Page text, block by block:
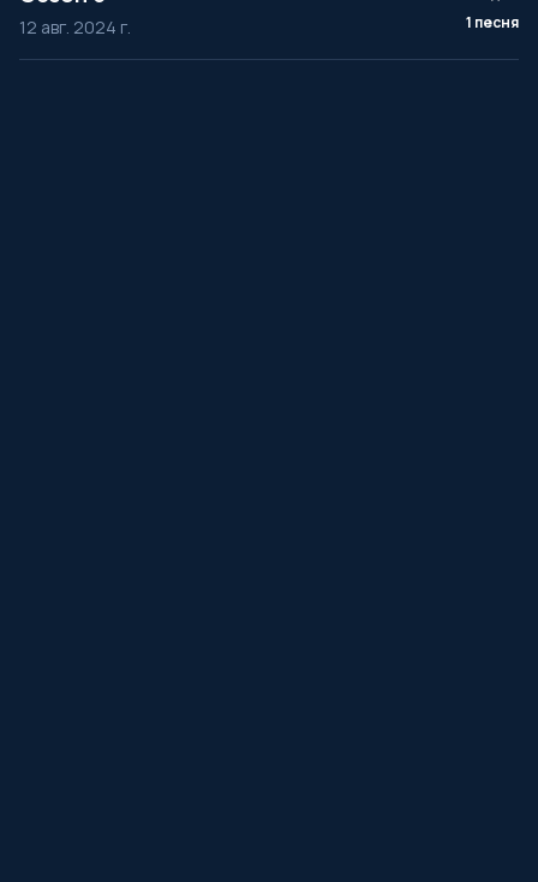
12 авг. 2024 г.
1 песня